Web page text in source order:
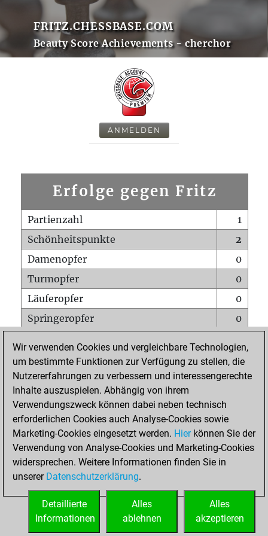
FRITZ.CHESSBASE.COM
Beauty Score Achievements - cherchor
ANMELDEN
Erfolge gegen Fritz
Partienzahl
1
Schönheitspunkte
2
Damenopfer
0
Turmopfer
0
Läuferopfer
0
Springeropfer
0
Matt auf vollem Brett
0
Bauer setzt Matt
0
Erstickte Matts
Unterverwandlungen
Türme auf der siebten
0
STARTSEITE
Wir verwenden Cookies und vergleichbare Technologien,
um bestimmte Funktionen zur Verfügung zu stellen, die
Nutzererfahrungen zu verbessern und interessengerechte
Inhalte auszuspielen. Abhängig von ihrem
Verwendungszweck können dabei neben technisch
erforderlichen Cookies auch Analyse-Cookies sowie
Marketing-Cookies eingesetzt werden. Hierkönnen Sie der
Verwendung von Analyse-Cookies und Marketing-Cookies
widersprechen. Weitere Informationen finden Sie in
unserer Datenschutzerklärung.
Alles
akzeptieren
Alles
ablehnen
Detaillierte
Informationen